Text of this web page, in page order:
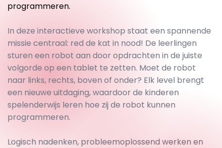
programmeren.
In deze interactieve workshop staat een spannende
missie centraal: red de kat in nood! De leerlingen
sturen een robot aan door opdrachten in de juiste
volgorde op een tablet te zetten. Moet de robot
naar links, rechts, boven of onder? Elk level brengt
een nieuwe uitdaging, waardoor de kinderen
spelenderwijs leren hoe zij de robot kunnen
programmeren.
Logisch nadenken, probleemoplossend werken en